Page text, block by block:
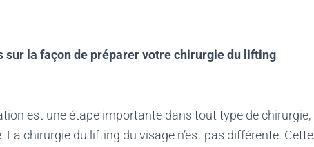
sur la façon de préparer votre chirurgie du lifting
est une étape importante dans tout type de chirurgie,
La chirurgie du lifting du visage n’est pas différente.